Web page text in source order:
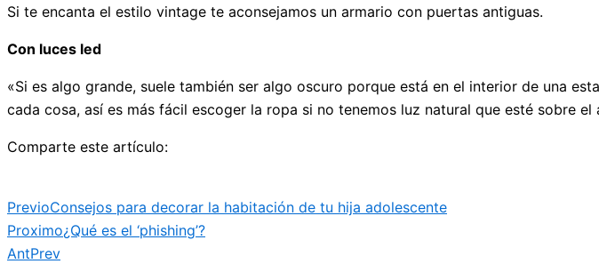
Si te encanta el estilo vintage te aconsejamos un armario con puertas antiguas.
Con luces led
«Si es algo grande, suele también ser algo oscuro porque está en el interior de una
cada cosa, así es más fácil escoger la ropa si no tenemos luz natural que esté sobre
Comparte este artículo:
PrevioConsejos para decorar la habitación de tu hija adolescente
Proximo¿Qué es el ‘phishing’?
AntPrev